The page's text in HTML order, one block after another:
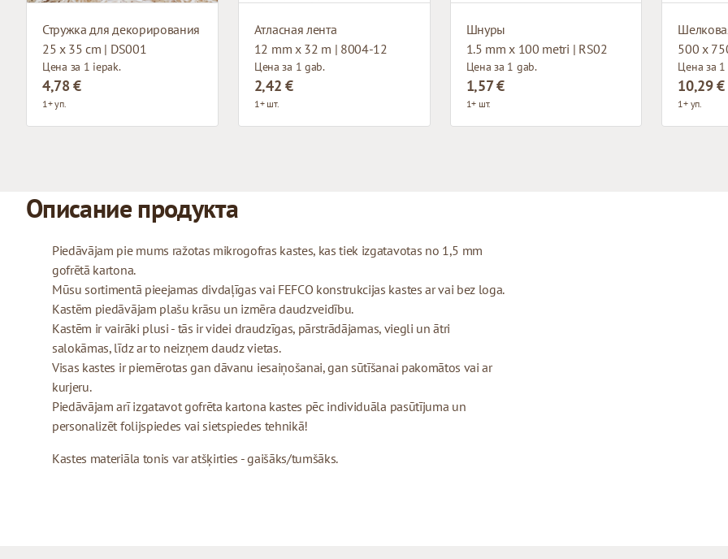
Стружка для декорирования
25 x 35 cm | DS001
Цена за 1 iepak.
4,78 €
1+ уп.
Атласная лента
12 mm x 32 m | 8004-12
Цена за 1 gab.
2,42 €
1+ шт.
Шнуры
1.5 mm x 100 metri | RS02
Цена за 1 gab.
1,57 €
1+ шт.
500 x
Цена за
10,29 €
1+ уп.
Описание продукта
Piedāvājam pie mums ražotas mikrogofras kastes, kas tiek izgatavotas no 1,5 mm
gofrētā kartona.
Mūsu sortimentā pieejamas divdaļīgas vai FEFCO konstrukcijas kastes ar vai bez loga.
Kastēm piedāvājam plašu krāsu un izmēra daudzveidību.
Kastēm ir vairāki plusi - tās ir videi draudzīgas, pārstrādājamas, viegli un ātri
salokāmas, līdz ar to neizņem daudz vietas.
Visas kastes ir piemērotas gan dāvanu iesaiņošanai, gan sūtīšanai pakomātos vai ar
kurjeru.
Piedāvājam arī izgatavot gofrēta kartona kastes pēc individuāla pasūtījuma un
personalizēt folijspiedes vai sietspiedes tehnikā!
Kastes materiāla tonis var atšķirties - gaišāks/tumšāks.